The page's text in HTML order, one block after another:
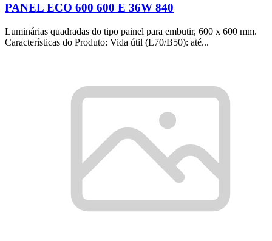
PANEL ECO 600 600 E 36W 840
Luminárias quadradas do tipo painel para embutir, 600 x 600 mm.
Características do Produto: Vida útil (L70/B50): até...